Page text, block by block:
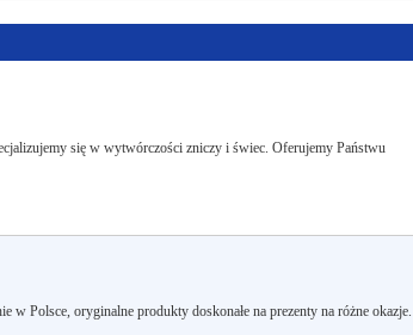
się w wytwórczości zniczy i świec. Oferujemy Państwu
w Polsce, oryginalne produkty doskonałe na prezenty na różne okazje.